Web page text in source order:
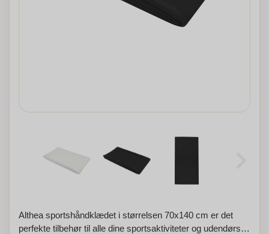
Althea sportshåndklædet i størrelsen 70x140 cm er det
perfekte tilbehør til alle dine sportsaktiviteter og udendørs